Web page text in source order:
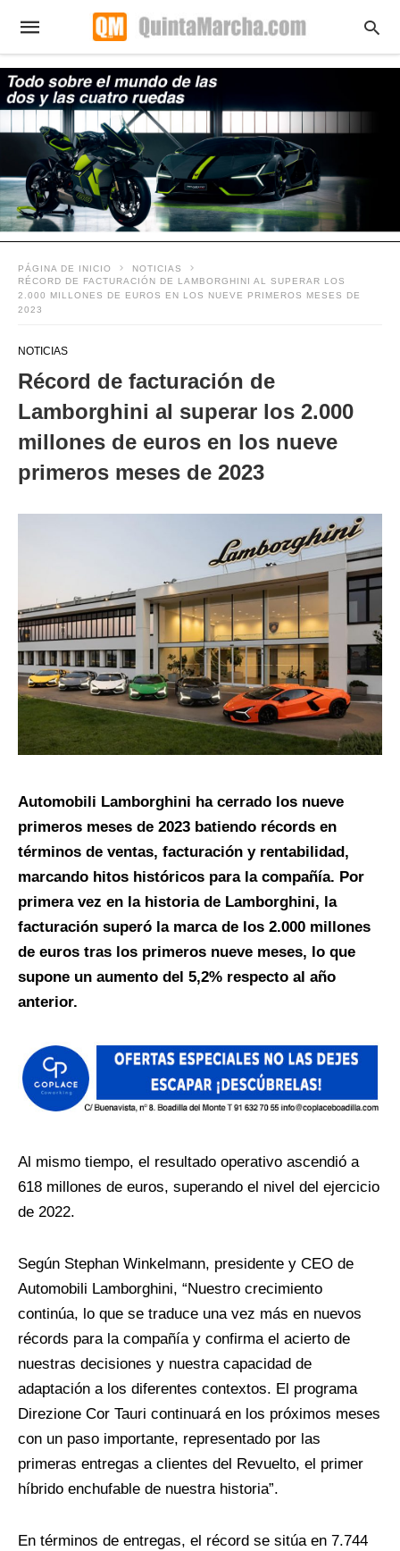
PÁGINA DE INICIO
NOTICIAS
RÉCORD DE FACTURACIÓN DE LAMBORGHINI AL SUPERAR LOS
2.000 MILLONES DE EUROS EN LOS NUEVE PRIMEROS MESES DE
2023
NOTICIAS
Récord de facturación de
Lamborghini al superar los 2.000
millones de euros en los nueve
primeros meses de 2023
Automobili Lamborghini ha cerrado los nueve
primeros meses de 2023 batiendo récords en
términos de ventas, facturación y rentabilidad,
marcando hitos históricos para la compañía. Por
primera vez en la historia de Lamborghini, la
facturación superó la marca de los 2.000 millones
de euros tras los primeros nueve meses, lo que
supone un aumento del 5,2% respecto al año
anterior.
Al mismo tiempo, el resultado operativo ascendió a
618 millones de euros, superando el nivel del ejercicio
de 2022.
Según Stephan Winkelmann, presidente y CEO de
Automobili Lamborghini, “Nuestro crecimiento
continúa, lo que se traduce una vez más en nuevos
récords para la compañía y confirma el acierto de
nuestras decisiones y nuestra capacidad de
adaptación a los diferentes contextos. El programa
Direzione Cor Tauri continuará en los próximos meses
con un paso importante, representado por las
primeras entregas a clientes del Revuelto, el primer
híbrido enchufable de nuestra historia”.
En términos de entregas, el récord se sitúa en 7.744